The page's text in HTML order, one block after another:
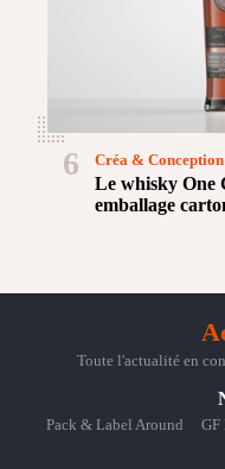
6
Le whisky One
emballage
Créa & Conception
Toute l'actualité en
Pack & Label Around GF